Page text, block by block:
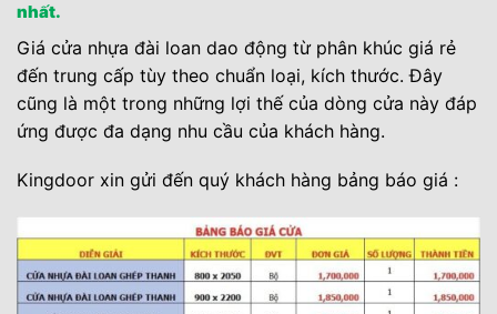
nhất.
Giá cửa nhựa đài loan dao động từ phân khúc giá rẻ
đến trung cấp tùy theo chuẩn loại, kích thước. Đây
cũng là một trong những lợi thế của dòng cửa này đáp
ứng được đa dạng nhu cầu của khách hàng.
Kingdoor xin gửi đến quý khách hàng bảng báo giá :